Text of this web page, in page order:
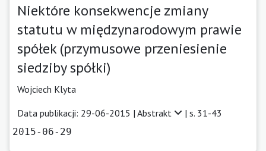
Niektóre konsekwencje zmiany
statutu w międzynarodowym prawie
spółek (przymusowe przeniesienie
siedziby spółki)
Wojciech Klyta
Data publikacji: 29-06-2015 | Abstrakt | s. 31-43
2015-06-29